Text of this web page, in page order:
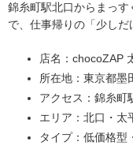
錦糸町駅北口からまっ
で、仕事帰りの「少しだ
店名：chocoZAP
所在地：東京都墨
アクセス：錦糸町
エリア：北口・太
タイプ：低価格型